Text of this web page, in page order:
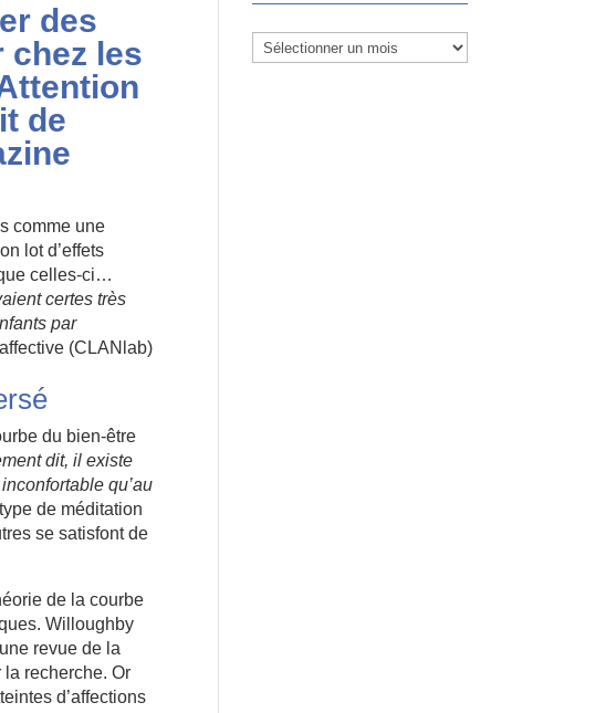
des
chez les
de
comme une
lot d’effets
celles-ci…
certes très
par
(CLANlab)
du bien-être
dit, il existe
qu’au
de méditation
se satisfont de
de la courbe
Willoughby
revue de la
la recherche. Or
d’affections
Archives